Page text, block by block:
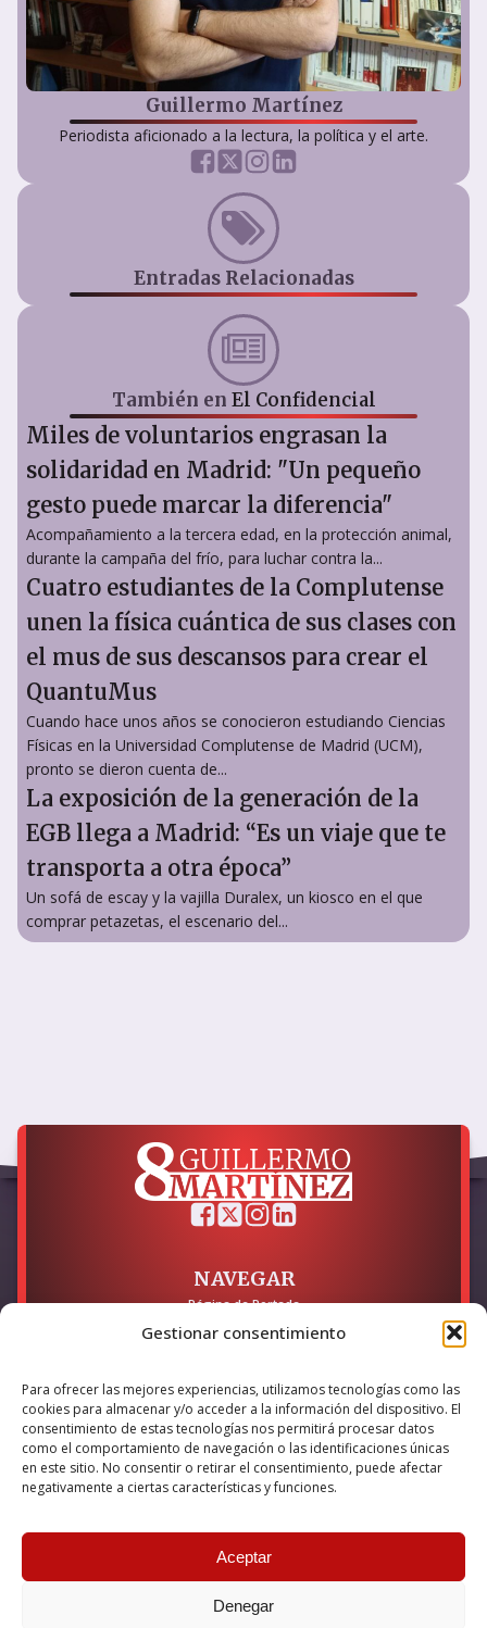
Gestionar consentimiento
Para ofrecer las mejores experiencias, utilizamos tecnologías como las
cookies para almacenar y/o acceder a la información del dispositivo. El
consentimiento de estas tecnologías nos permitirá procesar datos
como el comportamiento de navegación o las identificaciones únicas
en este sitio. No consentir o retirar el consentimiento, puede afectar
negativamente a ciertas características y funciones.
Aceptar
Denegar
Guillermo Martínez
Periodista aficionado a la lectura, la política y el arte.
Entradas Relacionadas
También en El Confidencial
Miles de voluntarios engrasan la
solidaridad en Madrid: "Un pequeño
gesto puede marcar la diferencia"
Acompañamiento a la tercera edad, en la protección animal,
durante la campaña del frío, para luchar contra la...
Cuatro estudiantes de la Complutense
unen la física cuántica de sus clases con
el mus de sus descansos para crear el
QuantuMus
Cuando hace unos años se conocieron estudiando Ciencias
Físicas en la Universidad Complutense de Madrid (UCM),
pronto se dieron cuenta de...
La exposición de la generación de la
EGB llega a Madrid: “Es un viaje que te
transporta a otra época”
Un sofá de escay y la vajilla Duralex, un kiosco en el que
comprar petazetas, el escenario del...
NAVEGAR
Página de Portada
LEGAL
Política de Privacidad
Política de Cookies
Accesibilidad
Esta empresa ha sido beneficiaria del bono Kit Digital y lo ha
internet, financiado por la Unión Europea – NextGeneration EU
© 2026 Guillermo Martínez | Todos los derechos reservados |